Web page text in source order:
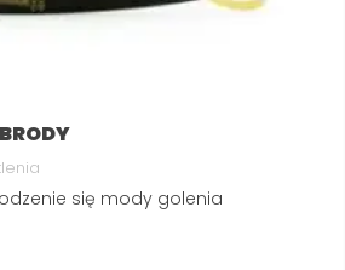
się mody golenia